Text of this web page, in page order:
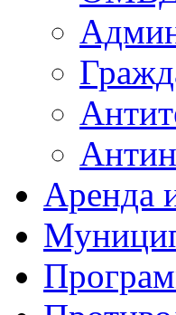
Аренда